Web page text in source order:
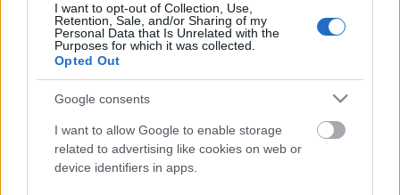
I want to opt-out of Collection, Use,
Retention, Sale, and/or Sharing of my
Personal Data that Is Unrelated with the
Purposes for which it was collected.
Opted Out
Google consents
I want to allow Google to enable storage
related to advertising like cookies on web or
device identifiers in apps.
Az Obszidián Rend
Menyhárt Attila• 2018. október 27.
A Kardassziai Unió az Alfa kvadráns egyik ismert
nagyhatalma, mely a huszonnegyedik század